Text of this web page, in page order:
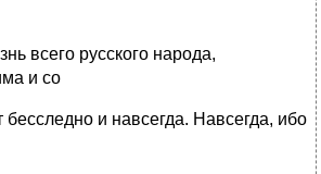
всего русского народа,
и со
бесследно и навсегда. Навсегда, ибо